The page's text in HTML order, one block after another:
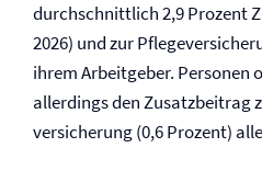
durchschnittlich 2,9 Prozent
2026) und zur
ihrem Arbeitgeber. Personen
allerdings den Zusatzbeitrag
versicherung (0,6 Prozent)